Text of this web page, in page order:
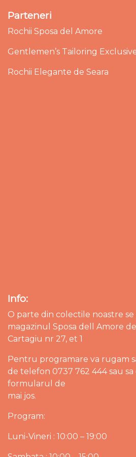
Parteneri
Rochii Sposa del Amore
Gentlemen’s Tailoring
Rochii Elegante de Seara
Info:
O parte din colectile noastre
magazinul Sposa dell Amore
Cartagiu nr 27, et 1
Pentru programare va rugam
de telefon 0737 762 444 sau
formularul de
mai jos.
Program:
Luni-Vineri : 10:00 – 19:00